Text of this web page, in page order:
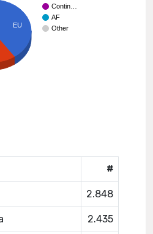
Contin…
AF
Other
EU
#
2.848
2.435